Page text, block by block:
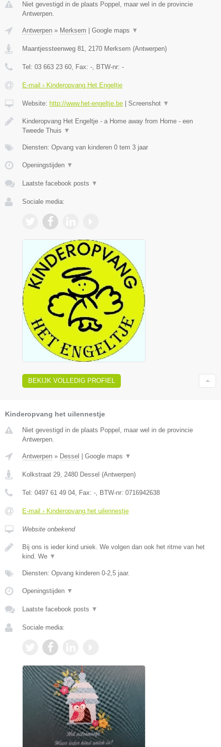
Niet gevestigd in de plaats Poppel, maar wel in de provincie
Antwerpen.
Antwerpen » Merksem Google maps ▼
Maantjessteenweg 81, 2170 Merksem (Antwerpen)
Tel: 03 663 23 60, Fax: -, BTW-nr: -
E-mail › Kinderopvang Het Engeltje
Website: http://www.het-engeltje.be Screenshot ▼
Kinderopvang Het Engeltje - a Home away from Home - een
Tweede Thuis ▼
Diensten: Opvang van kinderen 0 tem 3 jaar
Openingstijden ▼
Laatste facebook posts ▼
Sociale media:
BEKIJK VOLLEDIG PROFIEL
Kinderopvang het uilennestje
Niet gevestigd in de plaats Poppel, maar wel in de provincie
Antwerpen.
Antwerpen » Dessel Google maps ▼
Kolkstraat 29, 2480 Dessel (Antwerpen)
Tel: 0497 61 49 04, Fax: -, BTW-nr: 0716942638
E-mail › Kinderopvang het uilennestje
Website onbekend
Bij ons is ieder kind uniek. We volgen dan ook het ritme van het
kind. We ▼
Diensten: Opvang kinderen 0-2,5 jaar.
Openingstijden ▼
Laatste facebook posts ▼
Sociale media: